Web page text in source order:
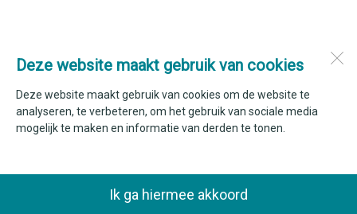
Deze website maakt gebruik van cookies
Deze website maakt gebruik van cookies om de website te
analyseren, te verbeteren, om het gebruik van sociale media
mogelijk te maken en informatie van derden te tonen.
Ik ga hiermee akkoord